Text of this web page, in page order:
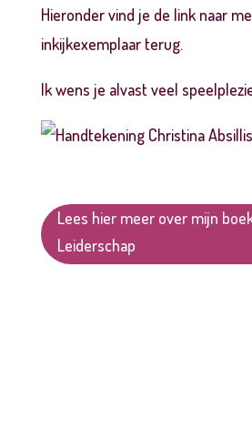
Hieronder vind je de link naar
inkijkexemplaar terug.
Ik wens je alvast veel
Lees hier meer over mijn
Leiderschap